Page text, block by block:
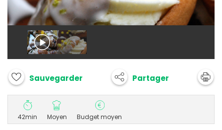
Sauvegarder Partager
42min Moyen Budget moyen